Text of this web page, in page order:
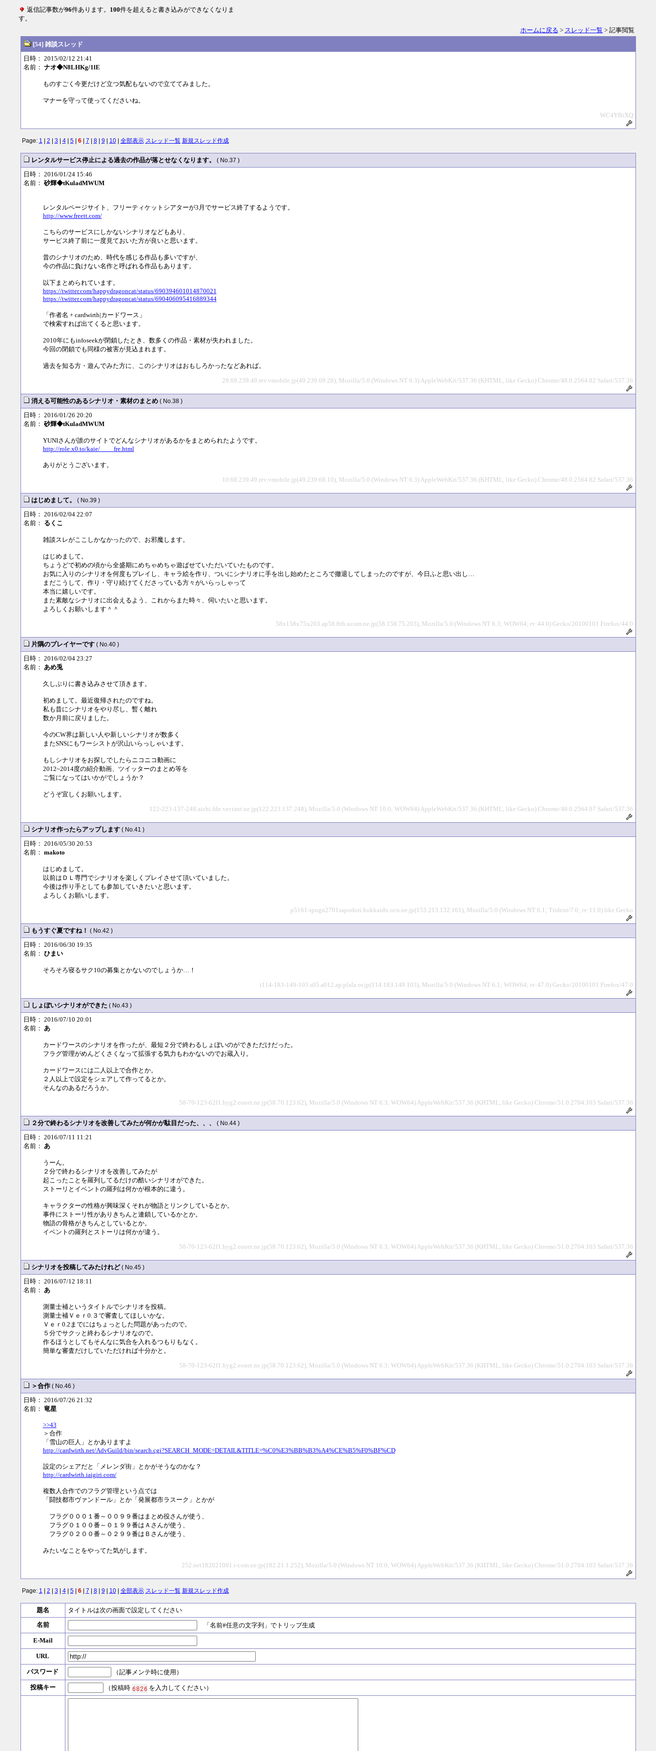
返信記事数が96件あります。 100件を超えると書き込みができなくなりま
す。
ホームに戻る > スレッド一覧 > 記事閲覧
[54] 雑談スレッド
日時： 2015/02/12 21:41
名前： ナオ◆N8LHKg/1lE
ものすごく今更だけど立つ気配もないので立ててみました。
マナーを守って使ってくださいね。
WC4YBiXQ
Page: 1 2 3 4| 5| 6| 7 8| 9 10| 全部表示 スレッド一覧 新規スレッド作成
レンタルサービス停止による過去の作品が落とせなくなります。 ( No.37 )
日時： 2016/01/24 15:46
名前： 砂輝◆tKuladMWUM
レンタルページサイト、フリーティケットシアターが3月でサービス終了するようです。
http://www.freett.com/
こちらのサービスにしかないシナリオなどもあり、
サービス終了前に一度見ておいた方が良いと思います。
昔のシナリオのため、時代を感じる作品も多いですが、
今の作品に負けない名作と呼ばれる作品もあります。
以下まとめられています。
https://twitter.com/happydragoncat/status/690394601014870021
https://twitter.com/happydragoncat/status/690406095416889344
「作者名 + cardwirth|カードワース」
で検索すれば出てくると思います。
2010年にもinfoseekが閉鎖したとき、数多くの作品・素材が失われました。
今回の閉鎖でも同様の被害が見込まれます。
過去を知る方・遊んでみた方に、このシナリオはおもしろかったなどあれば。
28.69.239.49.rev.vmobile.jp(49.239.69.28), Mozilla/5.0 (Windows NT 6.3) AppleWebKit/537.36 (KHTML, like Gecko) Chrome/48.0.2564.82 Safari/537.36
消える可能性のあるシナリオ・素材のまとめ ( No.38 )
日時： 2016/01/26 20:20
名前： 砂輝◆tKuladMWUM
YUNIさんが誰のサイトでどんなシナリオがあるかをまとめられたようです。
http://role.x0.to/kaie/____fre.html
ありがとうございます。
10.68.239.49.rev.vmobile.jp(49.239.68.10), Mozilla/5.0 (Windows NT 6.3) AppleWebKit/537.36 (KHTML, like Gecko) Chrome/48.0.2564.82 Safari/537.36
はじめまして。 ( No.39 )
日時： 2016/02/04 22:07
名前： るくこ
雑談スレがここしかなかったので、お邪魔します。
はじめまして。
ちょうどで初めの頃から全盛期にめちゃめちゃ遊ばせていただいていたものです。
お気に入りのシナリオを何度もプレイし、キャラ絵を作り、ついにシナリオに手を出し始めたところで撤退してしまったのですが、今日ふと思い出し…
まだこうして、作り・守り続けてくださっている方々がいらっしゃって
本当に嬉しいです。
また素敵なシナリオに出会えるよう、これからまた時々、伺いたいと思います。
よろしくお願いします＾＾
58x158x75x203.ap58.ftth.ucom.ne.jp(58.158.75.203), Mozilla/5.0 (Windows NT 6.3; WOW64; rv:44.0) Gecko/20100101 Firefox/44.0
片隅のプレイヤーです ( No.40 )
日時： 2016/02/04 23:27
名前： あめ兎
久しぶりに書き込みさせて頂きます。
初めまして。最近復帰されたのですね。
私も昔にシナリオをやり尽し、暫く離れ
数か月前に戻りました。
今のCW界は新しい人や新しいシナリオが数多く
またSNSにもワーシストが沢山いらっしゃいます。
もしシナリオをお探しでしたらニコニコ動画に
2012~2014度の紹介動画、ツイッターのまとめ等を
ご覧になってはいかがでしょうか？
どうぞ宜しくお願いします。
122-223-137-248.aichi.fdn.vectant.ne.jp(122.223.137.248), Mozilla/5.0 (Windows NT 10.0; WOW64) AppleWebKit/537.36 (KHTML, like Gecko) Chrome/48.0.2564.97 Safari/537.36
シナリオ作ったらアップします ( No.41 )
日時： 2016/05/30 20:53
名前： makoto
はじめまして。
以前はＤＬ専門でシナリオを楽しくプレイさせて頂いていました。
今後は作り手としても参加していきたいと思います。
よろしくお願いします。
p5161-ipngn2701sapodori.hokkaido.ocn.ne.jp(153.213.132.161), Mozilla/5.0 (Windows NT 6.1; Trident/7.0; rv:11.0) like Gecko
もうすぐ夏ですね！ ( No.42 )
日時： 2016/06/30 19:35
名前： ひまい
そろそろ寝るサク10の募集とかないのでしょうか…！
i114-183-149-103.s05.a012.ap.plala.or.jp(114.183.149.103), Mozilla/5.0 (Windows NT 6.1; WOW64; rv:47.0) Gecko/20100101 Firefox/47.0
しょぼいシナリオができた ( No.43 )
日時： 2016/07/10 20:01
名前： あ
カードワースのシナリオを作ったが、最短２分で終わるしょぼいのができただけだった。
フラグ管理がめんどくさくなって拡張する気力もわかないのでお蔵入り。
カードワースには二人以上で合作とか。
２人以上で設定をシェアして作ってるとか。
そんなのあるだろうか。
58-70-123-62f1.hyg2.eonet.ne.jp(58.70.123.62), Mozilla/5.0 (Windows NT 6.3; WOW64) AppleWebKit/537.36 (KHTML, like Gecko) Chrome/51.0.2704.103 Safari/537.36
２分で終わるシナリオを改善してみたが何かが駄目だった、、、 ( No.44 )
日時： 2016/07/11 11:21
名前： あ
うーん。
２分で終わるシナリオを改善してみたが
起こったことを羅列してるだけの酷いシナリオができた。
ストーリとイベントの羅列は何かが根本的に違う。
キャラクターの性格が興味深くそれが物語とリンクしているとか。
事件にストーリ性がありきちんと連鎖しているかとか。
物語の骨格がきちんとしているとか。
イベントの羅列とストーリは何かが違う。
58-70-123-62f1.hyg2.eonet.ne.jp(58.70.123.62), Mozilla/5.0 (Windows NT 6.3; WOW64) AppleWebKit/537.36 (KHTML, like Gecko) Chrome/51.0.2704.103 Safari/537.36
シナリオを投稿してみたけれど ( No.45 )
日時： 2016/07/12 18:11
名前： あ
測量士補というタイトルでシナリオを投稿。
測量士補Ｖｅｒ0.３で審査してほしいかな。
Ｖｅｒ0.2までにはちょっとした問題があったので。
５分でサクッと終わるシナリオなので。
作るほうとしてもそんなに気合を入れるつもりもなく。
簡単な審査だけしていただければ十分かと。
58-70-123-62f1.hyg2.eonet.ne.jp(58.70.123.62), Mozilla/5.0 (Windows NT 6.3; WOW64) AppleWebKit/537.36 (KHTML, like Gecko) Chrome/51.0.2704.103 Safari/537.36
＞合作 ( No.46 )
日時： 2016/07/26 21:32
名前： 竜星
>>43
＞合作
「雪山の巨人」とかありますよ
http://cardwirth.net/AdvGuild/bin/search.cgi?SEARCH_MODE=DETAIL&TITLE=%C0%E3%BB%B3%A4%CE%B5%F0%BF%CD
設定のシェアだと「メレンダ街」とかがそうなのかな？
http://cardwirth.iaigiri.com/
複数人合作でのフラグ管理という点では
「闘技都市ヴァンドール」とか「発展都市ラスーク」とかが
フラグ０００１番～００９９番はまとめ役さんが使う、
フラグ０１００番～０１９９番はＡさんが使う、
フラグ０２００番～０２９９番はＢさんが使う、
みたいなことをやってた気がします。
252.net182021001.t-com.ne.jp(182.21.1.252), Mozilla/5.0 (Windows NT 10.0; WOW64) AppleWebKit/537.36 (KHTML, like Gecko) Chrome/51.0.2704.103 Safari/537.36
Page: 1 2 3 4| 5| 6| 7 8| 9 10| 全部表示 スレッド一覧 新規スレッド作成
題名
タイトルは次の画面で設定してください
名前
「名前#任意の文字列」でトリップ生成
E-Mail
URL
パスワード （記事メンテ時に使用）
投稿キー （投稿時 を入力してください）